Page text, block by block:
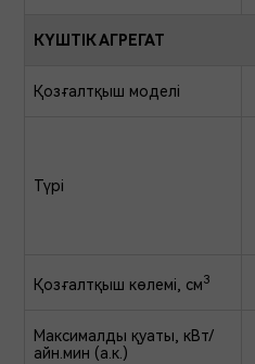
КҮШТІК АГРЕГАТ
Қозғалтқыш моделі
Түрі
Қозғалтқыш көлемі, см3
Максималды қуаты, кВт/
айн.мин (а.к.)